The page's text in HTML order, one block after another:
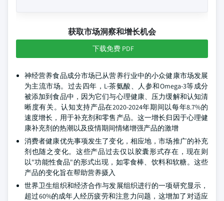
获取市场洞察和增长机会
下载免费 PDF
神经营养食品成分市场已从营养行业中的小众健康市场发展
为主流市场。过去四年，L-茶氨酸、人参和Omega-3等成分
被添加到食品中，因为它们与心理健康、压力缓解和认知清
晰度有关。认知支持产品在2020-2024年期间以每年8.7%的
速度增长，用于补充剂和零售产品。这一增长归因于心理健
康补充剂的热潮以及疫情期间情绪增强产品的激增
消费者健康优先事项发生了变化，相应地，市场推广的补充
剂也随之变化。这些产品过去仅以胶囊形式存在，现在则
以"功能性食品"的形式出现，如零食棒、饮料和软糖。这些
产品的变化旨在帮助营养摄入
世界卫生组织和经济合作与发展组织进行的一项研究显示，
超过60%的成年人经历疲劳和注意力问题，这增加了对适应